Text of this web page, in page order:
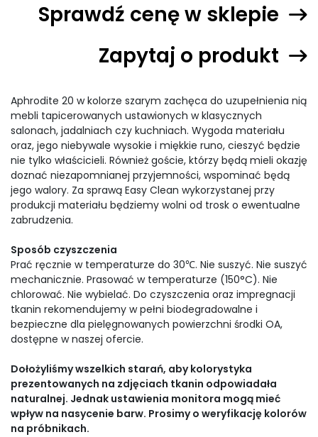
Sprawdź cenę w sklepie
Zapytaj o produkt
Aphrodite 20 w kolorze szarym zachęca do uzupełnienia nią
mebli tapicerowanych ustawionych w klasycznych
salonach, jadalniach czy kuchniach. Wygoda materiału
oraz, jego niebywale wysokie i miękkie runo, cieszyć będzie
nie tylko właścicieli. Również goście, którzy będą mieli okazję
doznać niezapomnianej przyjemności, wspominać będą
jego walory. Za sprawą Easy Clean wykorzystanej przy
produkcji materiału będziemy wolni od trosk o ewentualne
zabrudzenia.
Sposób czyszczenia
Prać ręcznie w temperaturze do 30℃. Nie suszyć. Nie suszyć
mechanicznie. Prasować w temperaturze (150°C). Nie
chlorować. Nie wybielać. Do czyszczenia oraz impregnacji
tkanin rekomendujemy w pełni biodegradowalne i
bezpieczne dla pielęgnowanych powierzchni środki OA,
dostępne w naszej ofercie.
Dołożyliśmy wszelkich starań, aby kolorystyka
prezentowanych na zdjęciach tkanin odpowiadała
naturalnej. Jednak ustawienia monitora mogą mieć
wpływ na nasycenie barw. Prosimy o weryfikację kolorów
na próbnikach.